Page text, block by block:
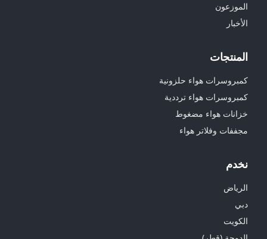
الموزعون
الأخبار
المنتجات
كمبروسرات هواء حلزونية
كمبروسرات هواء ترددية
خزانات هواء مضغوط
مجففات وفلاتر هواء
نخدم
الرياض
دبي
الكويت